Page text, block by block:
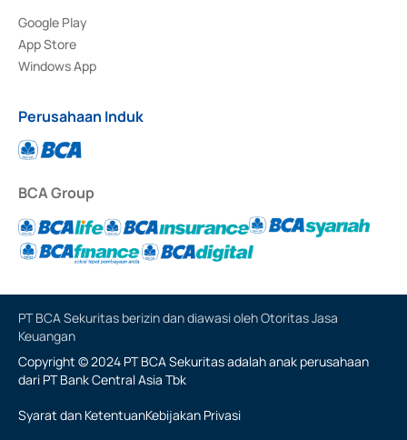
Google Play
App Store
Windows App
Perusahaan Induk
BCA Group
PT BCA Sekuritas berizin dan diawasi oleh Otoritas Jasa
Keuangan
Copyright © 2024 PT BCA Sekuritas adalah anak perusahaan
dari PT Bank Central Asia Tbk
Syarat dan KetentuanKebijakan Privasi